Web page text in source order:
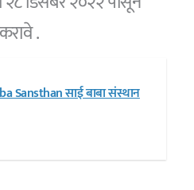
.
Sansthan साई बाबा संस्थान